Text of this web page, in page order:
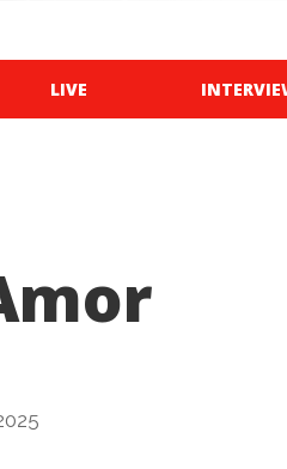
LIVE